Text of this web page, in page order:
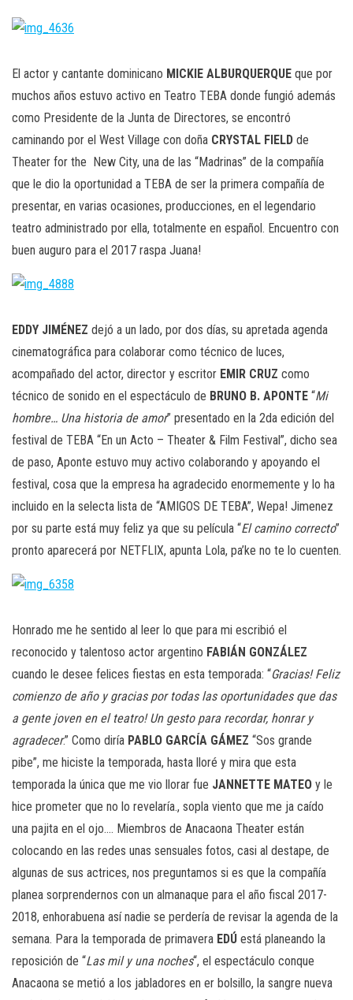
El actor y cantante dominicano MICKIE ALBURQUERQUE que por
muchos años estuvo activo en Teatro TEBA donde fungió además
como Presidente de la Junta de Directores, se encontró
caminando por el West Village con doña CRYSTAL FIELD de
Theater for the New City, una de las “Madrinas” de la compañía
que le dio la oportunidad a TEBA de ser la primera compañía de
presentar, en varias ocasiones, producciones, en el legendario
teatro administrado por ella, totalmente en español. Encuentro con
buen auguro para el 2017 raspa Juana!
EDDY JIMÉNEZ dejó a un lado, por dos días, su apretada agenda
cinematográfica para colaborar como técnico de luces,
acompañado del actor, director y escritor EMIR CRUZ como
técnico de sonido en el espectáculo de BRUNO B. APONTE “Mi
hombre… Una historia de amor” presentado en la 2da edición del
festival de TEBA “En un Acto – Theater & Film Festival”, dicho sea
de paso, Aponte estuvo muy activo colaborando y apoyando el
festival, cosa que la empresa ha agradecido enormemente y lo ha
incluido en la selecta lista de “AMIGOS DE TEBA”, Wepa! Jimenez
por su parte está muy feliz ya que su película “El camino correcto”
pronto aparecerá por NETFLIX, apunta Lola, pa’ke no te lo cuenten.
Honrado me he sentido al leer lo que para mi escribió el
reconocido y talentoso actor argentino FABIÁN GONZÁLEZ
cuando le desee felices fiestas en esta temporada: “Gracias! Feliz
comienzo de año y gracias por todas las oportunidades que das
a gente joven en el teatro! Un gesto para recordar, honrar y
agradecer.” Como diría PABLO GARCÍA GÁMEZ “Sos grande
pibe”, me hiciste la temporada, hasta lloré y mira que esta
temporada la única que me vio llorar fue JANNETTE MATEO y le
hice prometer que no lo revelaría., sopla viento que me ja caído
una pajita en el ojo…. Miembros de Anacaona Theater están
colocando en las redes unas sensuales fotos, casi al destape, de
algunas de sus actrices, nos preguntamos si es que la compañía
planea sorprendernos con un almanaque para el año fiscal 2017-
2018, enhorabuena así nadie se perdería de revisar la agenda de la
semana. Para la temporada de primavera EDÚ está planeando la
reposición de “Las mil y una noches“, el espectáculo conque
Anacaona se metió a los jabladores en er bolsillo, la sangre nueva